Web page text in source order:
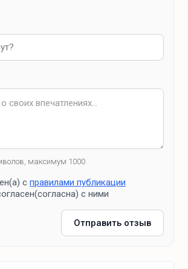
максимум 1000
с правилами публикации
с ними
Отправить отзыв